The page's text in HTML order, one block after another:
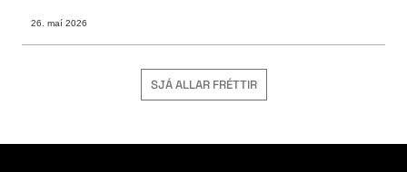
26. maí 2026
SJÁ ALLAR FRÉTTIR